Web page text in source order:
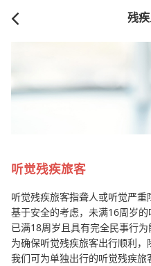
儿童旅客乘机
残
听觉残疾旅客
听觉残疾旅客指聋人或听觉严重
基于安全的考虑，未满16周岁
已满18周岁且具有完全民事行为
为确保听觉残疾旅客出行顺利，
我们可为单独出行的听觉残疾